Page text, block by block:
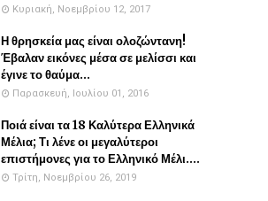
Κυριακή, Νοεμβρίου 12, 2017
Η θρησκεία μας είναι ολοζώντανη!
Έβαλαν εικόνες μέσα σε μελίσσι και
έγινε το θαύμα...
Παρασκευή, Ιουλίου 01, 2016
Ποιά είναι τα 18 Καλύτερα Ελληνικά
Μέλια; Τι λένε οι μεγαλύτεροι
επιστήμονες για το Ελληνικό Μέλι....
Τρίτη, Νοεμβρίου 26, 2019